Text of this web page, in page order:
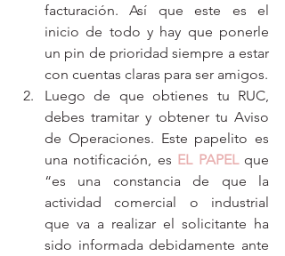
facturación. Así que este es el
inicio de todo y hay que ponerle
un pin de prioridad siempre a estar
Luego de que obtienes tu RUC,
debes tramitar y obtener tu Aviso
de Operaciones. Este papelito es
una notificación, es EL PAPEL que
“es una constancia de que la
actividad comercial o industrial
que va a realizar el solicitante ha
sido informada debidamente ante